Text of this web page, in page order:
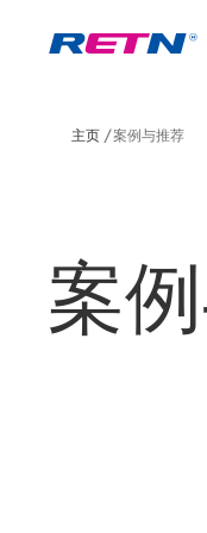
主页 案例与推荐
案